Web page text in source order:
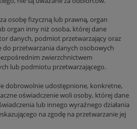
osobę fizyczną lub prawną, organ
organ inny niż osoba, której dane
danych, podmiot przetwarzający oraz
przetwarzania danych osobowych
zwierzchnictwem
lub podmiotu przetwarzającego.
dobrowolnie udostępnione, konkretne,
oświadczenie woli osoby, której dane
lub innego wyraźnego działania
na zgodę na przetwarzanie jej